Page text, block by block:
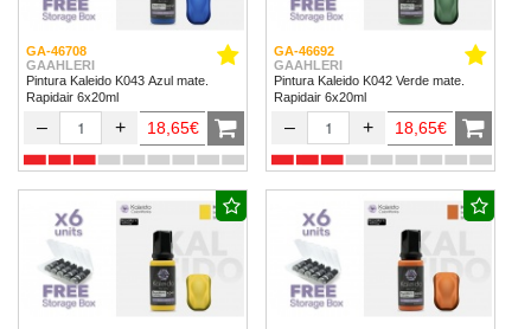
GA-46708
GAAHLERI
Pintura Kaleido K043 Azul mate.
Rapidair 6x20ml
– + 18,65€
GA-46692
GAAHLERI
Pintura Kaleido K042 Verde mate.
Rapidair 6x20ml
– + 18,65€